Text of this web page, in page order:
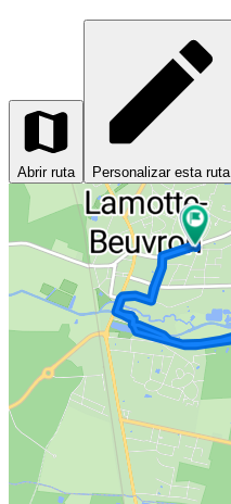
Abrir ruta Personalizar esta ruta